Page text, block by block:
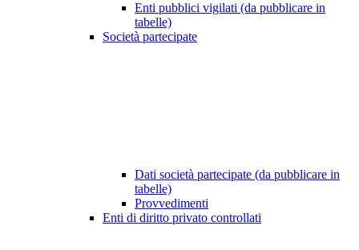
Enti pubblici vigilati (da pubblicare in
tabelle)
Società partecipate
Dati società partecipate (da pubblicare in
tabelle)
Provvedimenti
Enti di diritto privato controllati